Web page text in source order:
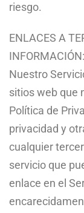
riesgo.
ENLACES A
INFORMACIÓN:
Nuestro
sitios web que
Política de
privacidad y
cualquier
servicio que
enlace en el